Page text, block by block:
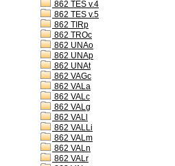
862 TES v.4
862 TES v.5
862 TIRp
862 TROc
862 UNAo
862 UNAp
862 UNAt
862 VAGc
862 VALa
862 VALc
862 VALg
862 VALl
862 VALLi
862 VALm
862 VALn
862 VALr